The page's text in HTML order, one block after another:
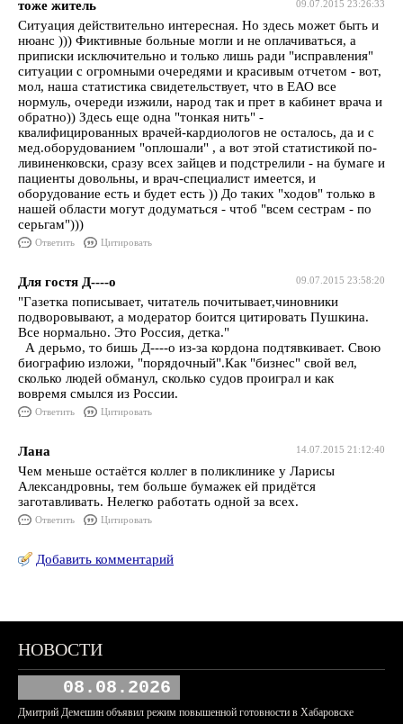
09.07.2015 23:26:33
тоже житель
Ситуация действительно интересная. Но здесь может быть и
нюанс ))) Фиктивные больные могли и не оплачиваться, а
приписки исключительно и только лишь ради "исправления"
ситуации с огромными очередями и красивым отчетом - вот,
мол, наша статистика свидетельствует, что в ЕАО все
нормуль, очереди изжили, народ так и прет в кабинет врача и
обратно)) Здесь еще одна "тонкая нить" -
квалифицированных врачей-кардиологов не осталось, да и с
мед.оборудованием "оплошали" , а вот этой статистикой по-
ливиненковски, сразу всех зайцев и подстрелили - на бумаге и
пациенты довольны, и врач-специалист имеется, и
оборудование есть и будет есть )) До таких "ходов" только в
нашей области могут додуматься - чтоб "всем сестрам - по
серьгам")))
Ответить Цитировать
09.07.2015 23:58:20
Для гостя Д----о
"Газетка пописывает, читатель почитывает,чиновники
подворовывают, а модератор боится цитировать Пушкина.
Все нормально. Это Россия, детка."
А дерьмо, то бишь Д----о из-за кордона подтявкивает. Свою
биографию изложи, "порядочный".Как "бизнес" свой вел,
сколько людей обманул, сколько судов проиграл и как
вовремя смылся из России.
Ответить Цитировать
14.07.2015 21:12:40
Лана
Чем меньше остаётся коллег в поликлинике у Ларисы
Александровны, тем больше бумажек ей придётся
заготавливать. Нелегко работать одной за всех.
Ответить Цитировать
Добавить комментарий
НОВОСТИ
08.08.2026
Дмитрий Демешин объявил режим повышенной готовности в Хабаровске